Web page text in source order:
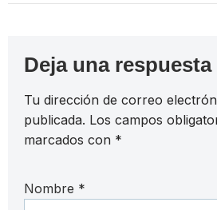
Deja una respuesta
Tu dirección de correo
publicada. Los campos
marcados con *
Nombre *